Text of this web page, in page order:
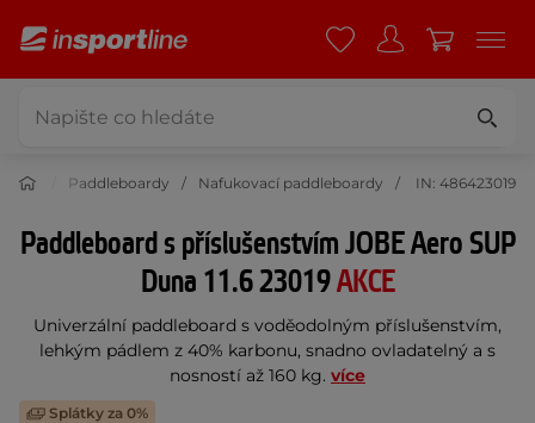
Sport Paddleboardy Nafukovací paddleboardy IN: 486423019
Paddleboard s příslušenstvím JOBE Aero SUP
Duna 11.6 23019AKCE
Univerzální paddleboard s voděodolným příslušenstvím,
lehkým pádlem z 40% karbonu, snadno ovladatelný a s
nosností až 160 kg. více
Splátky za 0%